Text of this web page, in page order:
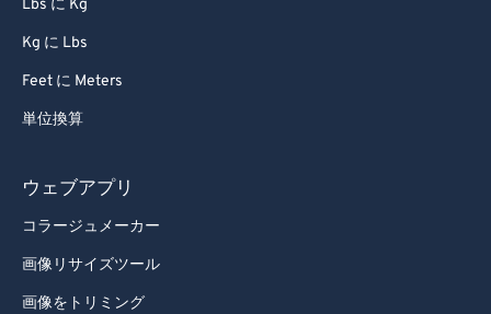
Lbs に Kg
Kg に Lbs
Feet に Meters
単位換算
ウェブアプリ
コラージュメーカー
画像リサイズツール
画像をトリミング